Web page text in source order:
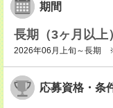
期間
長期（3ヶ月以上）
2026年06月上旬～長期
応募資格・条